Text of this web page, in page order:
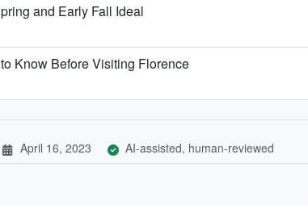
and Early Fall Ideal
Know Before Visiting Florence
April 16, 2023 AI-assisted, human-reviewed